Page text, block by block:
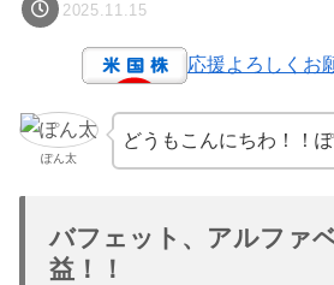
2025.11.15
応援よろしくお
ぽん太
どうもこんにちわ！！ぽ
バフェット、アルファ
益！！